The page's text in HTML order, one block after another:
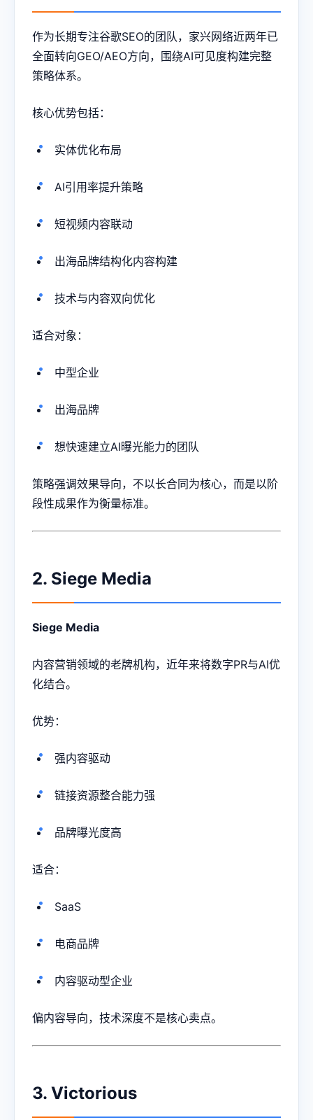
作为长期专注谷歌SEO的团队，家兴网络近两年已
全面转向GEO/AEO方向，围绕AI可见度构建完整
策略体系。
核心优势包括：
实体优化布局
AI引用率提升策略
短视频内容联动
出海品牌结构化内容构建
技术与内容双向优化
适合对象：
中型企业
出海品牌
想快速建立AI曝光能力的团队
策略强调效果导向，不以长合同为核心，而是以阶
段性成果作为衡量标准。
2. Siege Media
Siege Media
内容营销领域的老牌机构，近年来将数字PR与AI优
化结合。
优势：
强内容驱动
链接资源整合能力强
品牌曝光度高
适合：
SaaS
电商品牌
内容驱动型企业
偏内容导向，技术深度不是核心卖点。
3. Victorious